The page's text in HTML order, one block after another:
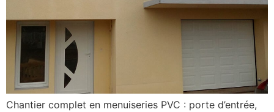
Chantier complet en menuiseries PVC : porte d’entrée,